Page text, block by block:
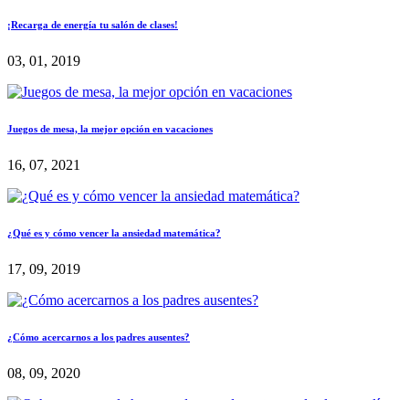
¡Recarga de energía tu salón de clases!
03, 01, 2019
Juegos de mesa, la mejor opción en vacaciones
16, 07, 2021
¿Qué es y cómo vencer la ansiedad matemática?
17, 09, 2019
¿Cómo acercarnos a los padres ausentes?
08, 09, 2020